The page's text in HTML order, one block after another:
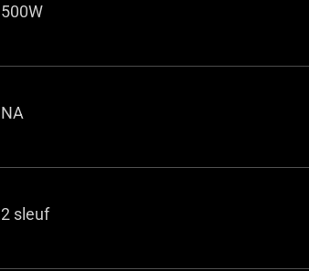
500W
NA
2 sleuf